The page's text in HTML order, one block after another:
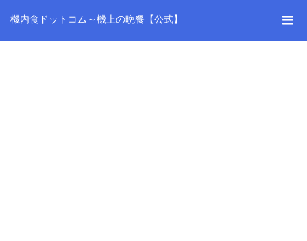
機内食ドットコム～機上の晩餐【公式】